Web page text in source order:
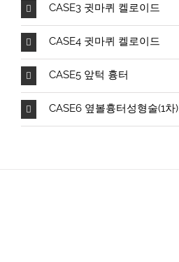
CASE3 귓마퀴 켈로이드
CASE4 귓마퀴 켈로이드
CASE5 앞턱 흉터
CASE6 옆볼흉터성형술(1차)